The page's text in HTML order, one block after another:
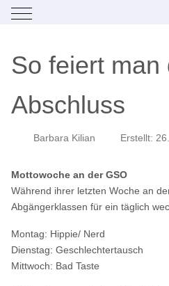
Mobile Menu Toggle
So feiert man
Abschluss
Barbara Kilian Erstellt:
Mottowoche an der GSO
Während ihrer letzten Woche an
Abgängerklassen für ein täglich
Montag: Hippie/ Nerd
Dienstag: Geschlechtertausch
Mittwoch: Bad Taste